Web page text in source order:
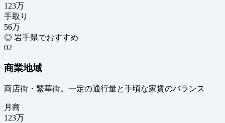
123万
手取り
56万
◎ 岩手県でおすすめ
02
商業地域
商店街・繁華街。一定の通行量と手頃な家賃のバランス
月商
123万